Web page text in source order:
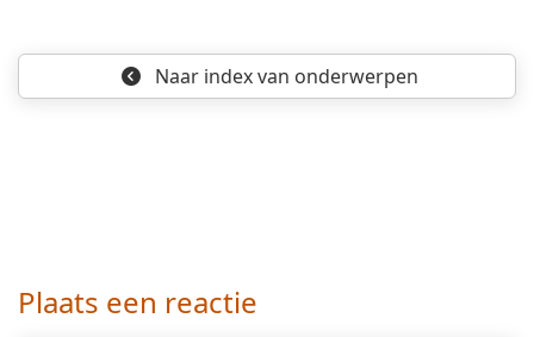
Naar indexvan onderwerpen
Plaats een reactie